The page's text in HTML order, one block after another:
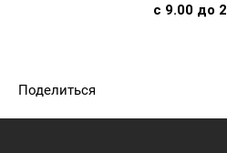
с 9.00 до
Поделиться